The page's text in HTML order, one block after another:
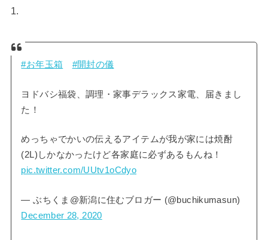
1.
#お年玉箱 #開封の儀
ヨドバシ福袋、調理・家事デラックス家電、届きまし
た！
めっちゃでかいの伝えるアイテムが我が家には焼酎
(2L)しかなかったけど各家庭に必ずあるもんね！
pic.twitter.com/UUtv1oCdyo
— ぶちくま@新潟に住むブロガー (@buchikumasun)
December 28, 2020